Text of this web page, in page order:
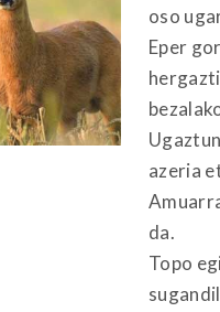
oso
Eper
azeria
da.
Topo